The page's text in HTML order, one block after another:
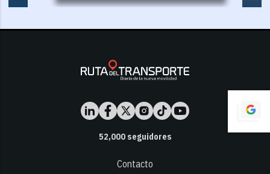
52,000seguidores
Contacto